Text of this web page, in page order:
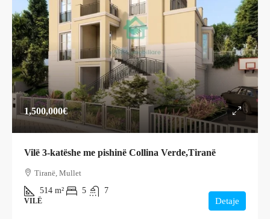
1,500,000€
Vilë 3-katëshe me pishinë Collina Verde,Tiranë
Tiranë, Mullet
514 m² 5 7
VILË Detaje